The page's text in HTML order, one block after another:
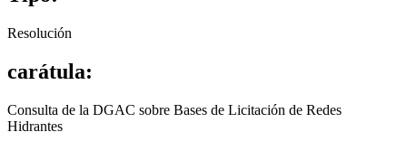
Resolución
carátula:
Consulta de la DGAC sobre Bases de Licitación de Redes
Hidrantes